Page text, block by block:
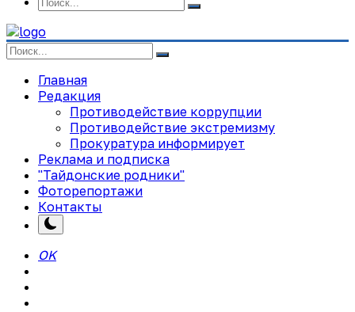
Главная
Редакция
Противодействие коррупции
Противодействие экстремизму
Прокуратура информирует
Реклама и подписка
"Тайдонские родники"
Фоторепортажи
Контакты
OK